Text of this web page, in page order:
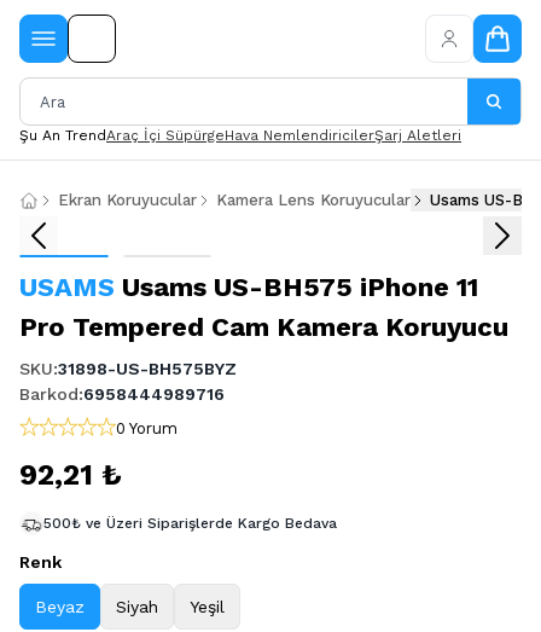
Şu An TrendAraç İçi SüpürgeHava NemlendiricilerŞarj Aletleri
Ekran Koruyucular Kamera Lens Koruyucular
USAMS Usams US-BH575 iPhone 11
Pro Tempered Cam Kamera Koruyucu
SKU:31898-US-BH575BYZ
Barkod:6958444989716
0 Yorum
92,21 ₺
500₺ ve Üzeri Siparişlerde Kargo Bedava
Renk
Beyaz Siyah Yeşil